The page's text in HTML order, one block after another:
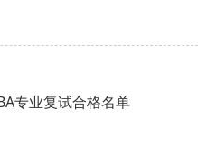
专业复试合格名单